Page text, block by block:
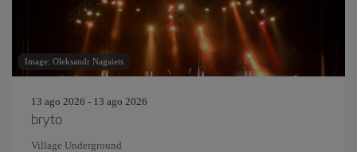
Image: Oleksandr Nagaiets
13 ago 2026 - 13 ago 2026
bryto
Village Underground